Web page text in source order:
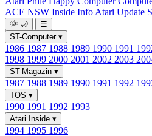
ACE NSW Inside Info Atari Update
🌞 🌙
☰
ST-Computer ▾
1986 1987 1988 1989 1990 1991
1998 1999 2000 2001 2002 2003
ST-Magazin ▾
1987 1988 1989 1990 1991 1992
TOS ▾
1990 1991 1992 1993
Atari Inside ▾
1994 1995 1996